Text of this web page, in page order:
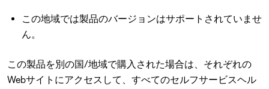
この地域では製品のバージョンはサポートされていませ
ん。
この製品を別の国/地域で購入された場合は、それぞれの
Webサイトにアクセスして、すべてのセルフサービスヘル